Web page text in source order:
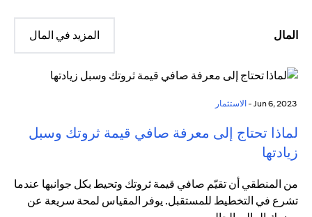
المال المزيد في المال
الاستثمار
لماذا تحتاج إلى معرفة صافي قيمة ثروتك وسبل
زيادتها
من المنطقي أن تقيّم صافي قيمة ثروتك وتحيط بكل جوانبها عندما
تشرع في التخطيط للمستقبل. يوفر المقياس لمحة سريعة عن